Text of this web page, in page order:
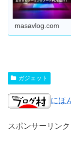
masavlog.com
ガジェット
にほ
スポンサーリンク